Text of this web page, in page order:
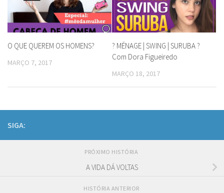
O QUE QUEREM OS HOMENS?
MARÇO 7, 2017
? MÉNAGE | SWING | SURUBA ?
Com Dora Figueiredo
MARÇO 18, 2017
SIGA:
PRÓXIMO HISTÓRIA
A VIDA DÁ VOLTAS
HISTÓRIA ANTERIOR